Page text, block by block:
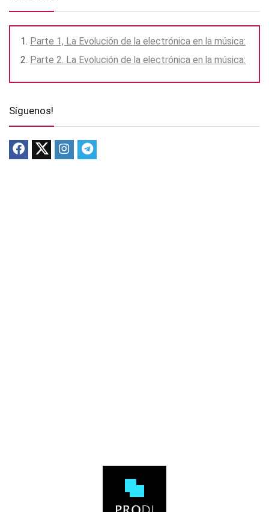
Parte 1, La Evolución de la electrónica en la música:
Parte 2. La Evolución de la electrónica en la música:
Síguenos!